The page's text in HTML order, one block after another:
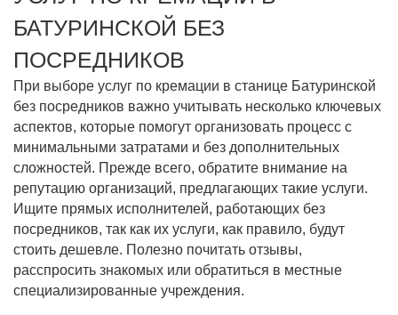
БАТУРИНСКОЙ БЕЗ
ПОСРЕДНИКОВ
При выборе услуг по кремации в станице Батуринской
без посредников важно учитывать несколько ключевых
аспектов, которые помогут организовать процесс с
минимальными затратами и без дополнительных
сложностей. Прежде всего, обратите внимание на
репутацию организаций, предлагающих такие услуги.
Ищите прямых исполнителей, работающих без
посредников, так как их услуги, как правило, будут
стоить дешевле. Полезно почитать отзывы,
расспросить знакомых или обратиться в местные
специализированные учреждения.